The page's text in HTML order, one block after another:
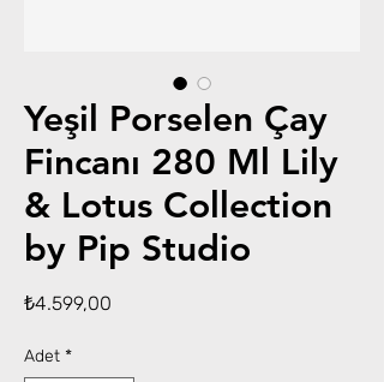
Yeşil Porselen Çay
Fincanı 280 Ml Lily
& Lotus Collection
by Pip Studio
₺4.599,00
Adet *